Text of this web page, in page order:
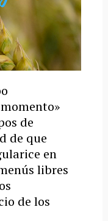
de
de que
en
libres
de los